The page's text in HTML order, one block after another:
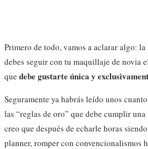
Primero de todo, vamos a aclarar algo:
debes seguir con tu maquillaje de novia
que debe gustarte única y
Seguramente ya habrás leído unos
las “reglas de oro” que debe cumplir
creo que después de echarle horas
planner, romper con convencionalismos